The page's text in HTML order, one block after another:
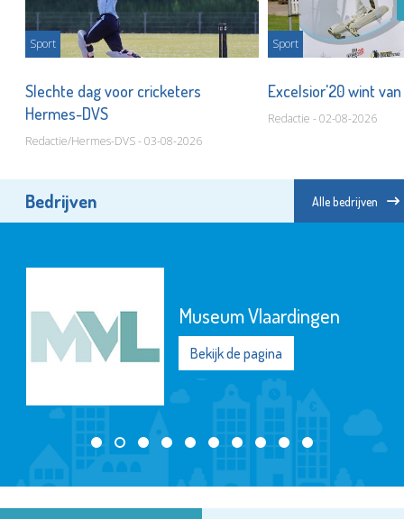
Sport
Slechte dag voor cricketers
Hermes-DVS
Redactie/Hermes-DVS - 03-08-2026
Sport
Excelsior'20 wint
Redactie - 02-08-2026
Bedrijven Alle bedrijven
Museum Vlaardingen
Bekijk de pagina